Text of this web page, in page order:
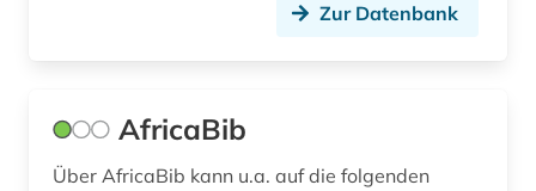
deutsch (1)
deutsches volksliedarchiv (1)
Moldawien (1)
Montenegro (3)
Niederlande (3)
Zur Datenbank
AfricaBib
Über AfricaBib kann u.a. auf die folgenden